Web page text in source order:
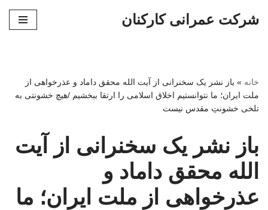
شرکت عمرانی کارکنان
خانه » باز نشر یک سخنرانی از آیت الله محقق داماد و عذرخواهی از
ملت ایران؛ ما نتوانستیم اخلاق اسلامی را ارتقا ببخشیم /هیچ خشونتی به
تلخی خشونتِ مقدس نیست
باز نشر یک سخنرانی از آیت
الله محقق داماد و
عذرخواهی از ملت ایران؛ ما